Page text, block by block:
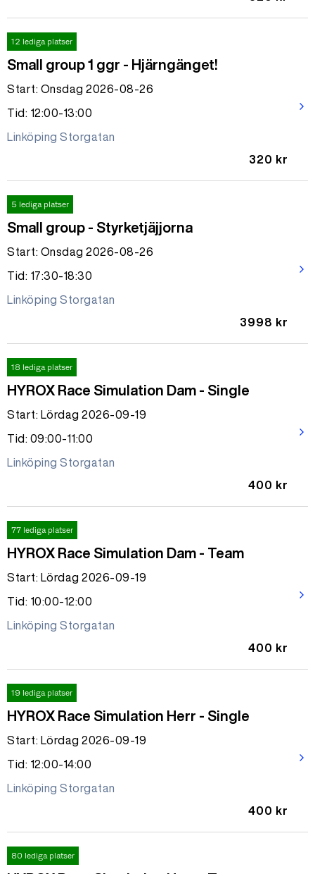
12 lediga platser
Small group 1 ggr - Hjärngänget!
Start: Onsdag 2026-08-26
Tid: 12:00-13:00
Linköping Storgatan
320 kr
arrow_forward_ios
5 lediga platser
Small group - Styrketjäjjorna
Start: Onsdag 2026-08-26
Tid: 17:30-18:30
Linköping Storgatan
3998 kr
arrow_forward_ios
18 lediga platser
HYROX Race Simulation Dam - Single
Start: Lördag 2026-09-19
Tid: 09:00-11:00
Linköping Storgatan
400 kr
arrow_forward_ios
77 lediga platser
HYROX Race Simulation Dam - Team
Start: Lördag 2026-09-19
Tid: 10:00-12:00
Linköping Storgatan
400 kr
arrow_forward_ios
19 lediga platser
HYROX Race Simulation Herr - Single
Start: Lördag 2026-09-19
Tid: 12:00-14:00
Linköping Storgatan
400 kr
arrow_forward_ios
80 lediga platser